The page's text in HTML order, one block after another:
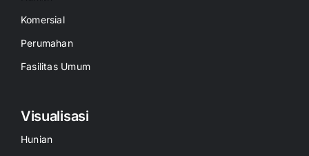
Komersial
Perumahan
Fasilitas Umum
Visualisasi
Hunian